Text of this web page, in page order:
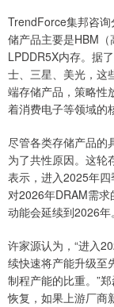
TrendForce集邦咨
储产品主要是HBM
LPDDR5X内存。据
士、三星、美光，这
端存储产品，策略性
着消费电子等领域的
尽管各类存储产品的
为了共性原因。这轮
表示，进入2025年
对2026年DRAM需
动能会延续到2026年。
许家源认为，“进入
续快速将产能升级至
制程产能的比重。”
恢复，如果上游厂商